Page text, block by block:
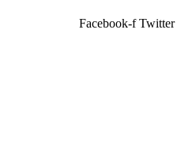
Facebook-f Twitter